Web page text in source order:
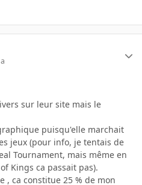
sur leur site mais le
puisqu'elle marchait
jeux (pour info, je tentais de
Tournament, mais même en
Kings ca passait pas).
, ca constitue 25 % de mon